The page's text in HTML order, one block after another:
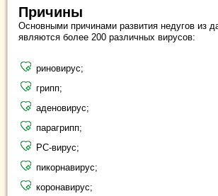
Причины
Основными причинами развития недугов из
являются более 200 различных вирусов:
риновирус;
грипп;
аденовирус;
парагрипп;
РС-вирус;
пикорнавирус;
коронавирус;